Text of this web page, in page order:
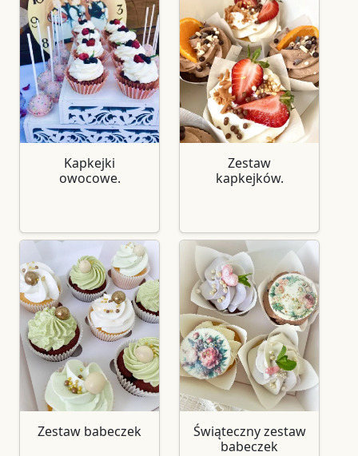
Kapkejki
owocowe.
Zestaw
kapkejków.
Zestaw babeczek
Świąteczny zestaw
babeczek